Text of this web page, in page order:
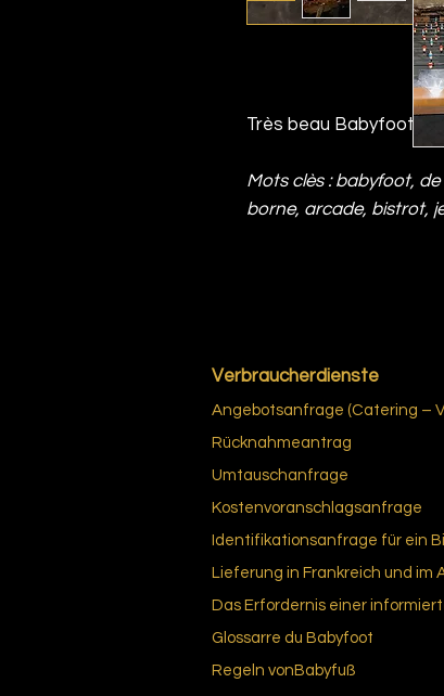
Très beau Babyfoot de
Mots clès : babyfoot,
borne, arcade, bistrot,
Verbraucherdienste
Angebotsanfrage (Catering –
Rücknahmeantrag
Umtauschanfrage
Kostenvoranschlagsanfrage
Identifikationsanfrage für ein
Lieferung in Frankreich und im
Das Erfordernis einer
Glossarre du Babyfoot
Regeln vonBabyfuß